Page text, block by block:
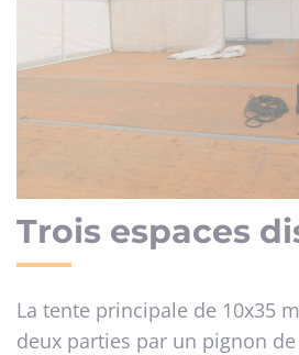
Trois espaces
La tente principale de 10x35
deux parties par un pignon